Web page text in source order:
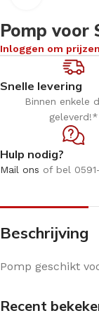
Pomp voor
Inloggen om
Snelle levering
Binnen enkele
geleverd!*
Hulp nodig?
Mail ons of bel
Beschrijving
Pomp geschikt
Recent